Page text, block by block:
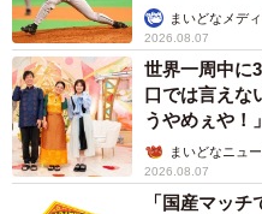
か」まいどなメデ
2026.08.07
世界一周中に
口では言えな
うやめぇや！
ん】まいどなニュ
2026.08.07
「国産マッ